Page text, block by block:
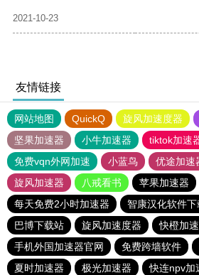
2021-10-23
友情链接
网站地图 QuickQ 旋风加速度器
坚果加速器
小牛加速器 tiktok加速
免费vqn外网加速
小蓝鸟 优途加速
旋风加速器
八戒看书 苹果加速器
每天免费2小时加速器
智康汉化软件下
巴博下载站
旋风加速度器
快橙加
手机外国加速器官网
免费跨墙软件
夏时加速器
极光加速器 快连npv加